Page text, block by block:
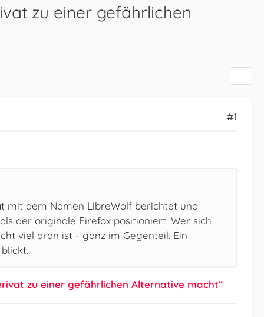
zu einer gefährlichen
#1
mit dem Namen LibreWolf berichtet und
der originale Firefox positioniert. Wer sich
viel dran ist - ganz im Gegenteil. Ein
zu einer gefährlichen Alternative macht“